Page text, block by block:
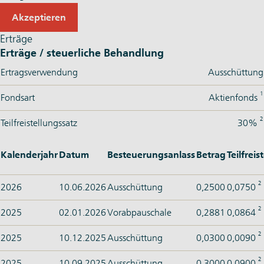
Akzeptieren
Erträge
Erträge / steuerliche Behandlung
Ertragsverwendung Ausschüttung
Fondsart Aktienfonds 1
Teilfreistellungssatz 30% 2
KalenderjahrDatum BesteuerungsanlassBetrag
2026 10.06.2026Ausschüttung 0,2500 0,0750 2
2025 02.01.2026Vorabpauschale 0,2881 0,0864 2
2025 10.12.2025Ausschüttung 0,0300 0,0090 2
2